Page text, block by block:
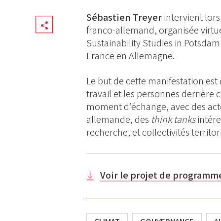
Share
Sébastien Treyerintervient
franco-allemand, organisée
Sustainability Studies in
France en Allemagne.
Le but de cette manifestation
travail et les personnes derrière
moment d’échange, avec des
allemande, des think tanks
recherche, et collectivités
Voir le projet de